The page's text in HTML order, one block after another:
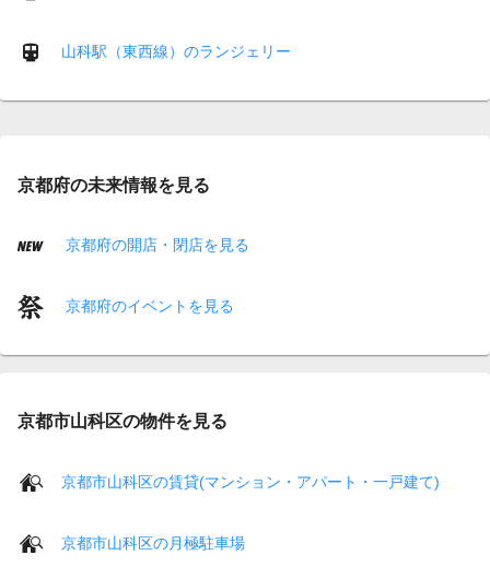
山科駅（東西線）のランジェリー
京都府の未来情報を見る
京都府の開店・閉店を見る
京都府のイベントを見る
京都市山科区の物件を見る
京都市山科区の賃貸(マンション・アパート・一戸建て)
京都市山科区の月極駐車場